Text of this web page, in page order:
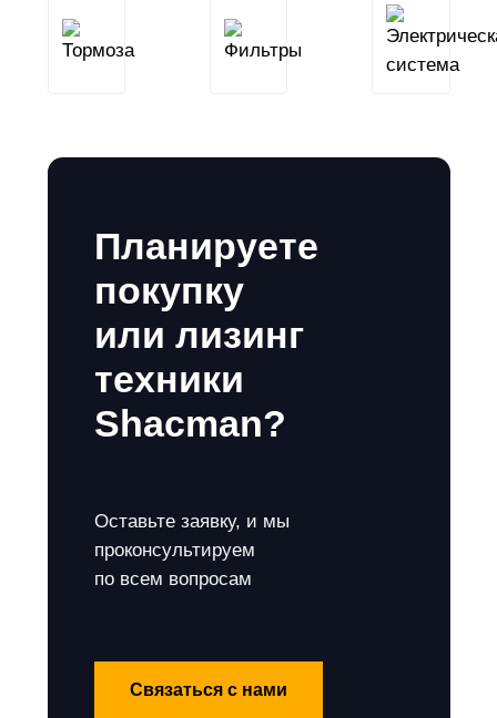
Тормоза Фильтры
Планируете
покупку
или лизинг
техники
Shacman?
Оставьте заявку, и мы
проконсультируем
по всем вопросам
Связаться с нами